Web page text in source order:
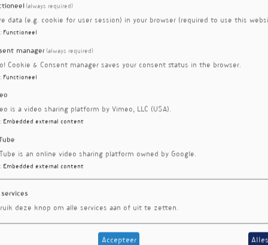
(always required)
data (e.g. cookie for user session) in your browser (required to use this
: Functioneel
manager (always required)
Cookie & Consent manager saves your consent status in the browser.
: Functioneel
is a video sharing platform by Vimeo, LLC (USA).
: Embedded external content
is an online video sharing platform owned by Google.
: Embedded external content
deze knop om alle services aan of uit te zetten.
Accepteer